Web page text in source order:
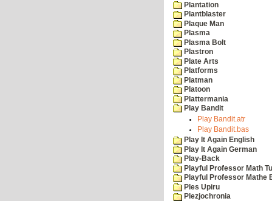
Plantation
Plantblaster
Plaque Man
Plasma
Plasma Bolt
Plastron
Plate Arts
Platforms
Platman
Platoon
Plattermania
Play Bandit
Play Bandit.atr
Play Bandit.bas
Play It Again English
Play It Again German
Play-Back
Playful Professor Math
Playful Professor Mathe
Ples Upiru
Plezjochronia